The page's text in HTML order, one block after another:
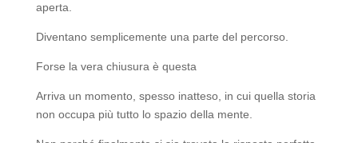
aperta.
Diventano semplicemente una parte del percorso.
Forse la vera chiusura è questa
Arriva un momento, spesso inatteso, in cui quella storia
non occupa più tutto lo spazio della mente.